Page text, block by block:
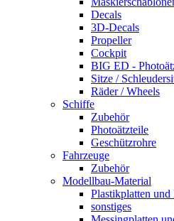
Decals
3D-Decals
Propeller
Cockpit
BIG ED -
Sitze /
Räder / Wheels
Schiffe
Zubehör
Photoätzteile
Geschützrohre
Fahrzeuge
Zubehör
Modellbau-Material
Plastikplatten und
sonstiges